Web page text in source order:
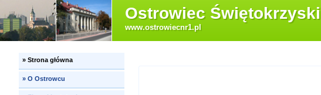
Ostrowiec Świętokrzyski
www.ostrowiecnr1.pl
» Strona główna
» O Ostrowcu